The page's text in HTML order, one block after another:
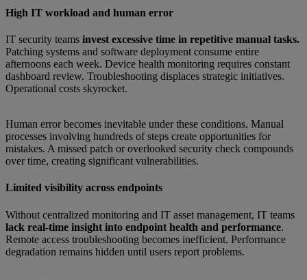
High IT workload and human error
IT security teams invest excessive time in repetitive manual tasks.
Patching systems and software deployment consume entire
afternoons each week. Device health monitoring requires constant
dashboard review. Troubleshooting displaces strategic initiatives.
Operational costs skyrocket.
Human error becomes inevitable under these conditions. Manual
processes involving hundreds of steps create opportunities for
mistakes. A missed patch or overlooked security check compounds
over time, creating significant vulnerabilities.
Limited visibility across endpoints
Without centralized monitoring and IT asset management, IT teams
lack real-time insight into endpoint health and performance.
Remote access troubleshooting becomes inefficient. Performance
degradation remains hidden until users report problems.